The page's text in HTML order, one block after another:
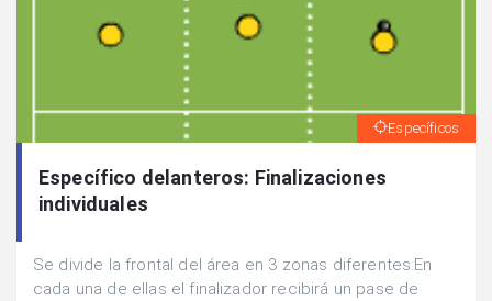
Específicos
Específico delanteros: Finalizaciones
individuales
Se divide la frontal del área en 3 zonas diferentes.En
cada una de ellas el finalizador recibirá un pase de